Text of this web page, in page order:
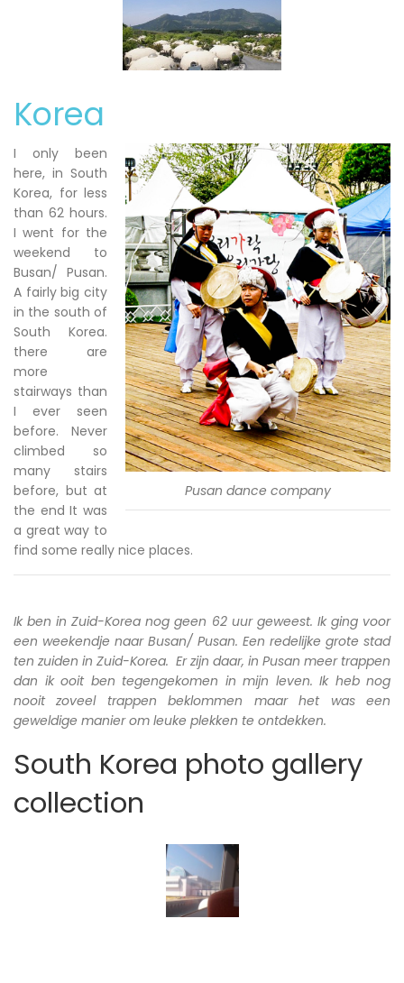
Korea
Pusan dance company
I only been
here, in South
Korea, for less
than 62 hours.
I went for the
weekend to
Busan/ Pusan.
A fairly big city
in the south of
South Korea.
there are
more
stairways than
I ever seen
before. Never
climbed so
many stairs
before, but at
the end It was
a great way to
find some really nice places.
Ik ben in Zuid-Korea nog geen 62 uur geweest. Ik ging voor
een weekendje naar Busan/ Pusan. Een redelijke grote stad
ten zuiden in Zuid-Korea. Er zijn daar, in Pusan meer trappen
dan ik ooit ben tegengekomen in mijn leven. Ik heb nog
nooit zoveel trappen beklommen maar het was een
geweldige manier om leuke plekken te ontdekken.
South Korea photo gallery
collection